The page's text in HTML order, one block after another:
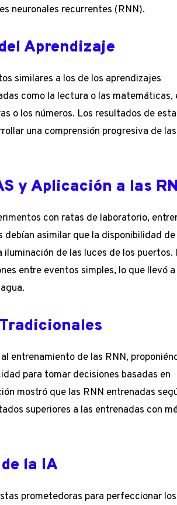
neuronales recurrentes (RNN).
Aprendizaje
similares a los de los aprendizajes
como la lectura o las matemáticas,
o los números. Los resultados de esta
una comprensión progresiva de las
y Aplicación a las
con ratas de laboratorio,
asimilar que la disponibilidad
de las luces de los puertos.
entre eventos simples, lo que llevó a
entrenamiento de las RNN,
para tomar decisiones basadas en
mostró que las RNN entrenadas
superiores a las entrenadas con
la IA
prometedoras para perfeccionar los